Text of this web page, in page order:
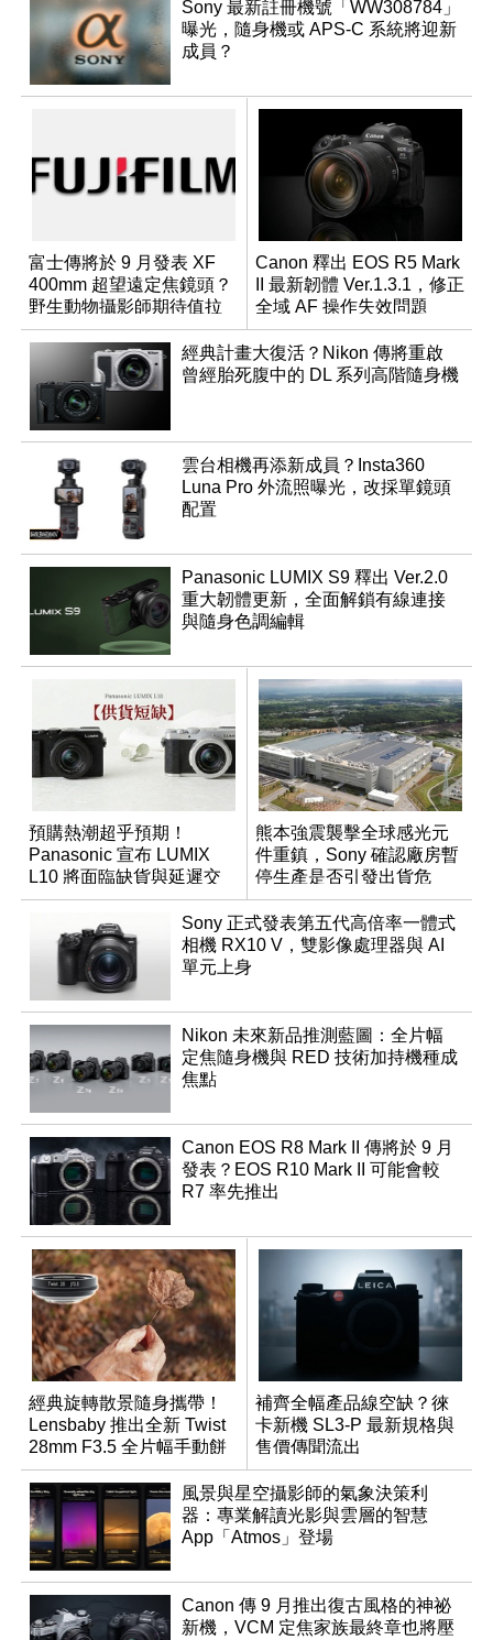
Sony 最新註冊機號「WW308784」
曝光，隨身機或 APS-C 系統將迎新
成員？
富士傳將於 9 月發表 XF
400mm 超望遠定焦鏡頭？
野生動物攝影師期待值拉
滿
Canon 釋出 EOS R5 Mark
II 最新韌體 Ver.1.3.1，修正
全域 AF 操作失效問題
經典計畫大復活？Nikon 傳將重啟
曾經胎死腹中的 DL 系列高階隨身機
雲台相機再添新成員？Insta360
Luna Pro 外流照曝光，改採單鏡頭
配置
Panasonic LUMIX S9 釋出 Ver.2.0
重大韌體更新，全面解鎖有線連接
與隨身色調編輯
預購熱潮超乎預期！
Panasonic 宣布 LUMIX
L10 將面臨缺貨與延遲交
貨時間
熊本強震襲擊全球感光元
件重鎮，Sony 確認廠房暫
停生產是否引發出貨危
機？
Sony 正式發表第五代高倍率一體式
相機 RX10 V，雙影像處理器與 AI
單元上身
Nikon 未來新品推測藍圖：全片幅
定焦隨身機與 RED 技術加持機種成
焦點
Canon EOS R8 Mark II 傳將於 9 月
發表？EOS R10 Mark II 可能會較
R7 率先推出
經典旋轉散景隨身攜帶！
Lensbaby 推出全新 Twist
28mm F3.5 全片幅手動餅
乾鏡
補齊全幅產品線空缺？徠
卡新機 SL3-P 最新規格與
售價傳聞流出
風景與星空攝影師的氣象決策利
器：專業解讀光影與雲層的智慧
App「Atmos」登場
Canon 傳 9 月推出復古風格的神祕
新機，VCM 定焦家族最終章也將壓